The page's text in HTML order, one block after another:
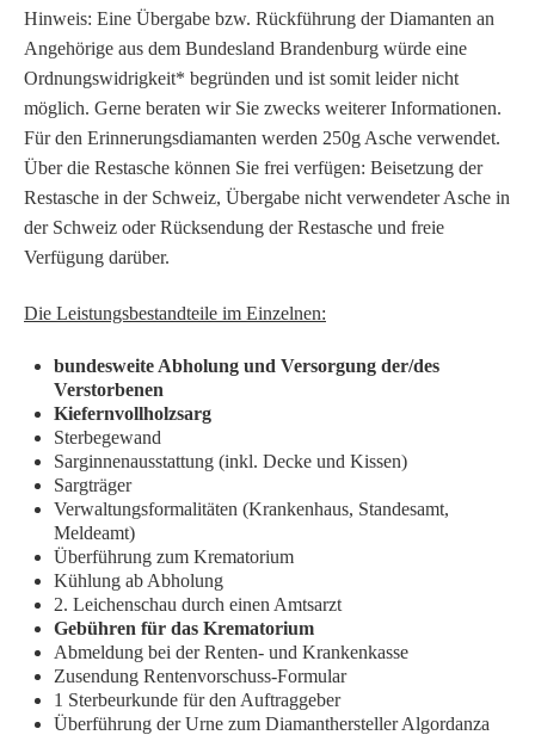
Hinweis: Eine Übergabe bzw. Rückführung der Diamanten an
Angehörige aus dem Bundesland Brandenburg würde eine
Ordnungswidrigkeit* begründen und ist somit leider nicht
möglich. Gerne beraten wir Sie zwecks weiterer Informationen.
Für den Erinnerungsdiamanten werden 250g Asche verwendet.
Über die Restasche können Sie frei verfügen: Beisetzung der
Restasche in der Schweiz, Übergabe nicht verwendeter Asche in
der Schweiz oder Rücksendung der Restasche und freie
Verfügung darüber.
Die Leistungsbestandteile im Einzelnen:
bundesweite Abholung und Versorgung der/des
Verstorbenen
Kiefernvollholzsarg
Sterbegewand
Sarginnenausstattung (inkl. Decke und Kissen)
Sargträger
Verwaltungsformalitäten (Krankenhaus, Standesamt,
Meldeamt)
Überführung zum Krematorium
Kühlung ab Abholung
2. Leichenschau durch einen Amtsarzt
Gebühren für das Krematorium
Abmeldung bei der Renten- und Krankenkasse
Zusendung Rentenvorschuss-Formular
1 Sterbeurkunde für den Auftraggeber
Überführung der Urne zum Diamanthersteller Algordanza